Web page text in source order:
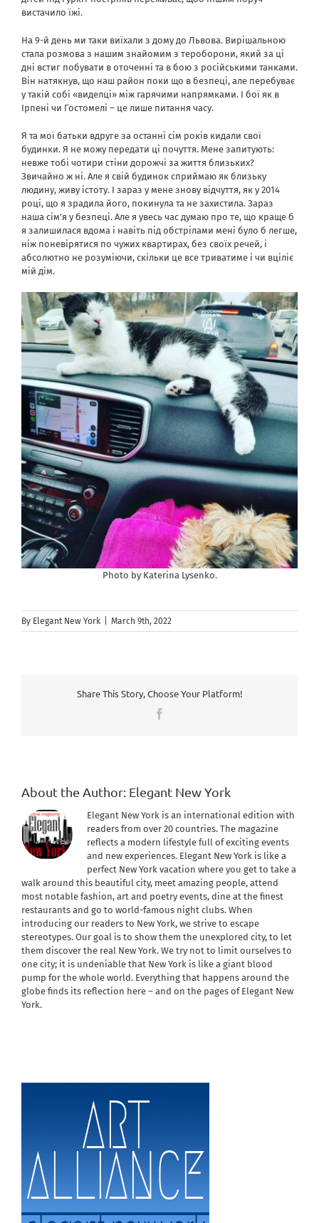
вистачило їжі.
На 9-й день ми таки виїхали з дому до Львова. Вирішальною
стала розмова з нашим знайомим з тероборони, який за ці
дні встиг побувати в оточенні та в бою з російськими танками.
Він натякнув, що наш район поки що в безпеці, але перебуває
у такій собі «виделці» між гарячими напрямками. І бої як в
Ірпені чи Гостомелі – це лише питання часу.
Я та мої батьки вдруге за останні сім років кидали свої
будинки. Я не можу передати ці почуття. Мене запитують:
невже тобі чотири стіни дорожчі за життя близьких?
Звичайно ж ні. Але я свій будинок сприймаю як близьку
людину, живу істоту. І зараз у мене знову відчуття, як у 2014
році, що я зрадила його, покинула та не захистила. Зараз
наша сім’я у безпеці. Але я увесь час думаю про те, що краще б
я залишилася вдома і навіть під обстрілами мені було б легше,
ніж поневірятися по чужих квартирах, без своїх речей, і
абсолютно не розуміючи, скільки це все триватиме і чи вціліє
мій дім.
Photo by Katerina Lysenko.
By Elegant New York March 9th, 2022
Share This Story, Choose Your Platform!
About the Author: Elegant New York
Elegant New York is an international edition with
readers from over 20 countries. The magazine
reflects a modern lifestyle full of exciting events
and new experiences. Elegant New York is like a
perfect New York vacation where you get to take a
walk around this beautiful city, meet amazing people, attend
most notable fashion, art and poetry events, dine at the finest
restaurants and go to world-famous night clubs. When
introducing our readers to New York, we strive to escape
stereotypes. Our goal is to show them the unexplored city, to let
them discover the real New York. We try not to limit ourselves to
one city; it is undeniable that New York is like a giant blood
pump for the whole world. Everything that happens around the
globe finds its reflection here – and on the pages of Elegant New
York.